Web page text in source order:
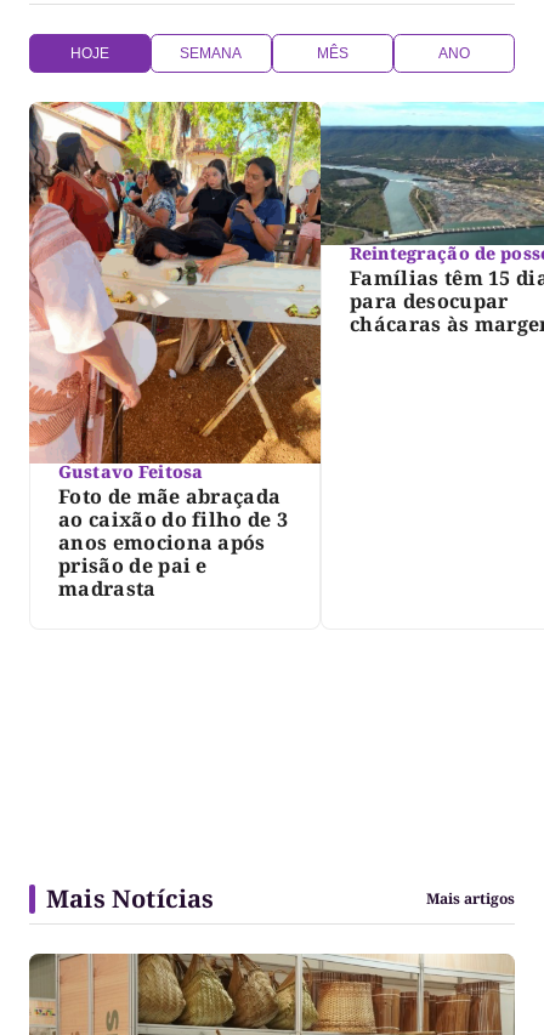
HOJE SEMANA MÊS ANO
Gustavo Feitosa
Foto de mãe abraçada
ao caixão do filho de 3
anos emociona após
prisão de pai e
madrasta
Reintegração de
Famílias têm 15
para desocupar
chácaras às
Mais Notícias Mais artigos